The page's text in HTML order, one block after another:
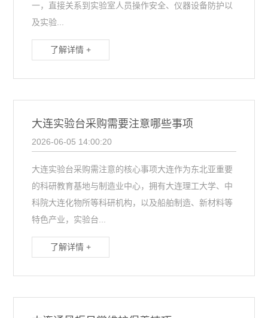
一，直接关系到实验室人员操作安全、仪器设备防护以
及实验...
了解详情 +
大连实验台采购需要注意哪些事项
2026-06-05 14:00:20
大连实验台采购需注意的核心事项大连作为东北亚重要
的科研教育基地与制造业中心，拥有大连理工大学、中
科院大连化物所等科研机构，以及船舶制造、新材料等
特色产业，实验台...
了解详情 +